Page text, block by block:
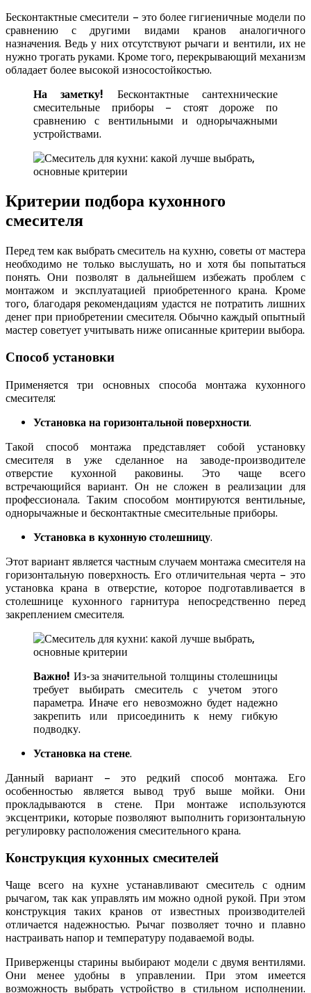
Бесконтактные смесители – это более гигиеничные модели по
сравнению с другими видами кранов аналогичного
назначения. Ведь у них отсутствуют рычаги и вентили, их не
нужно трогать руками. Кроме того, перекрывающий механизм
обладает более высокой износостойкостью.
На заметку! Бесконтактные сантехнические
смесительные приборы – стоят дороже по
сравнению с вентильными и однорычажными
устройствами.
Критерии подбора кухонного
смесителя
Перед тем как выбрать смеситель на кухню, советы от мастера
необходимо не только выслушать, но и хотя бы попытаться
понять. Они позволят в дальнейшем избежать проблем с
монтажом и эксплуатацией приобретенного крана. Кроме
того, благодаря рекомендациям удастся не потратить лишних
денег при приобретении смесителя. Обычно каждый опытный
мастер советует учитывать ниже описанные критерии выбора.
Способ установки
Применяется три основных способа монтажа кухонного
смесителя:
Установка на горизонтальной поверхности.
Такой способ монтажа представляет собой установку
смесителя в уже сделанное на заводе-производителе
отверстие кухонной раковины. Это чаще всего
встречающийся вариант. Он не сложен в реализации для
профессионала. Таким способом монтируются вентильные,
однорычажные и бесконтактные смесительные приборы.
Установка в кухонную столешницу.
Этот вариант является частным случаем монтажа смесителя на
горизонтальную поверхность. Его отличительная черта – это
установка крана в отверстие, которое подготавливается в
столешнице кухонного гарнитура непосредственно перед
закреплением смесителя.
Важно! Из-за значительной толщины столешницы
требует выбирать смеситель с учетом этого
параметра. Иначе его невозможно будет надежно
закрепить или присоединить к нему гибкую
подводку.
Установка на стене.
Данный вариант – это редкий способ монтажа. Его
особенностью является вывод труб выше мойки. Они
прокладываются в стене. При монтаже используются
эксцентрики, которые позволяют выполнить горизонтальную
регулировку расположения смесительного крана.
Конструкция кухонных смесителей
Чаще всего на кухне устанавливают смеситель с одним
рычагом, так как управлять им можно одной рукой. При этом
конструкция таких кранов от известных производителей
отличается надежностью. Рычаг позволяет точно и плавно
настраивать напор и температуру подаваемой воды.
Приверженцы старины выбирают модели с двумя вентилями.
Они менее удобны в управлении. При этом имеется
возможность выбрать устройство в стильном исполнении.